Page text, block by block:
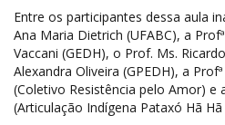
Entre os participantes dessa aula
Ana Maria Dietrich (UFABC), a
Vaccani (GEDH), o Prof. Ms.
Alexandra Oliveira (GPEDH), a
(Coletivo Resistência pelo Amor) e
(Articulação Indígena Pataxó Hã